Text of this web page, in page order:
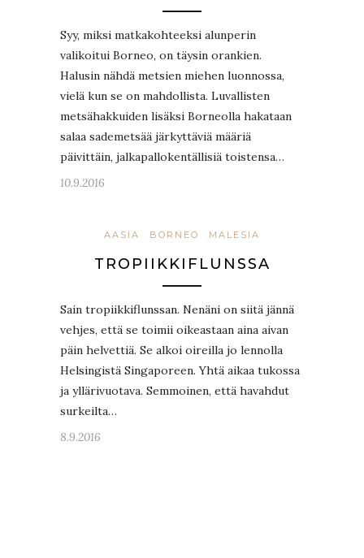
Syy, miksi matkakohteeksi alunperin
valikoitui Borneo, on täysin orankien.
Halusin nähdä metsien miehen luonnossa,
vielä kun se on mahdollista. Luvallisten
metsähakkuiden lisäksi Borneolla hakataan
salaa sademetsää järkyttäviä määriä
päivittäin, jalkapallokentällisiä toistensa…
10.9.2016
AASIA BORNEO MALESIA
TROPIIKKIFLUNSSA
Sain tropiikkiflunssan. Nenäni on siitä jännä
vehjes, että se toimii oikeastaan aina aivan
päin helvettiä. Se alkoi oireilla jo lennolla
Helsingistä Singaporeen. Yhtä aikaa tukossa
ja yllärivuotava. Semmoinen, että havahdut
surkeilta…
8.9.2016